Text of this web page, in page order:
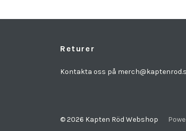
Returer
Kontakta oss på
© 2026 Kapten Röd Webshop